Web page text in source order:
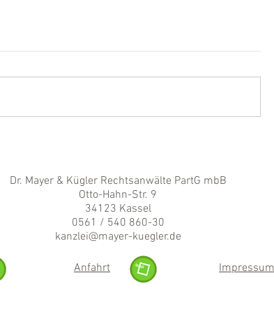
Dr. Mayer & Kügler Rechtsanwälte PartG mbB
Otto-Hahn-Str. 9
34123 Kassel
0561 / 540 860-30
kanzlei@mayer-kuegler.de
Anfahrt Impressum